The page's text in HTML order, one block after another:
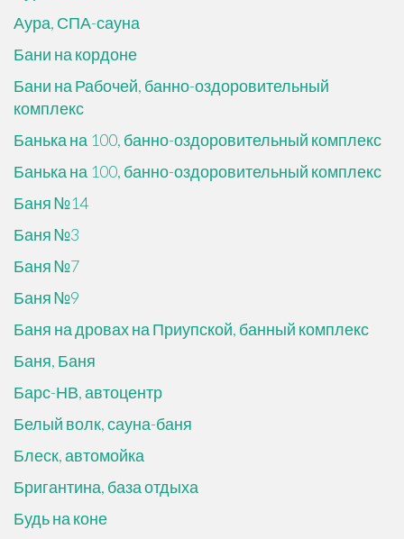
Аура, СПА-сауна
Бани на кордоне
Бани на Рабочей, банно-оздоровительный
комплекс
Банька на 100, банно-оздоровительный комплекс
Банька на 100, банно-оздоровительный комплекс
Баня №14
Баня №3
Баня №7
Баня №9
Баня на дровах на Приупской, банный комплекс
Баня, Баня
Барс-НВ, автоцентр
Белый волк, сауна-баня
Блеск, автомойка
Бригантина, база отдыха
Будь на коне